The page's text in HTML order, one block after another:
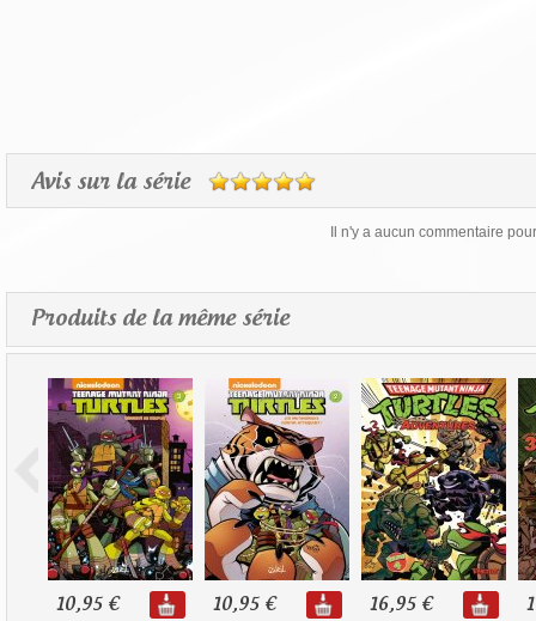
Avis sur la série
Il n'y a aucun commentaire
Produits de la même série
10,95 € 10,95 € 16,95 €